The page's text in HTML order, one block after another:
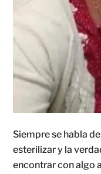
Siempre se habla
esterilizar y la
encontrar con algo